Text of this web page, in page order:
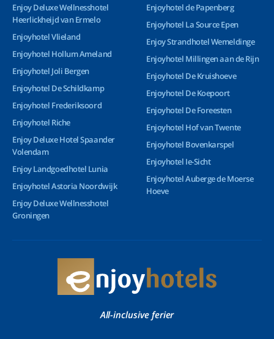
Enjoy Deluxe Wellnesshotel
Heerlickheijd van Ermelo
Enjoyhotel Vlieland
Enjoyhotel Hollum Ameland
Enjoyhotel Joli Bergen
Enjoyhotel De Schildkamp
Enjoyhotel Frederiksoord
Enjoyhotel Riche
Enjoy Deluxe Hotel Spaander
Volendam
Enjoy Landgoedhotel Lunia
Enjoyhotel Astoria Noordwijk
Enjoy Deluxe Wellnesshotel
Groningen
Enjoyhotel de Papenberg
Enjoyhotel La Source Epen
Enjoy Strandhotel Wemeldinge
Enjoyhotel Millingen aan de Rijn
Enjoyhotel De Kruishoeve
Enjoyhotel De Koepoort
Enjoyhotel De Foreesten
Enjoyhotel Hof van Twente
Enjoyhotel Bovenkarspel
Enjoyhotel Ie-Sicht
Enjoyhotel Auberge de Moerse
Hoeve
All-inclusive ferier